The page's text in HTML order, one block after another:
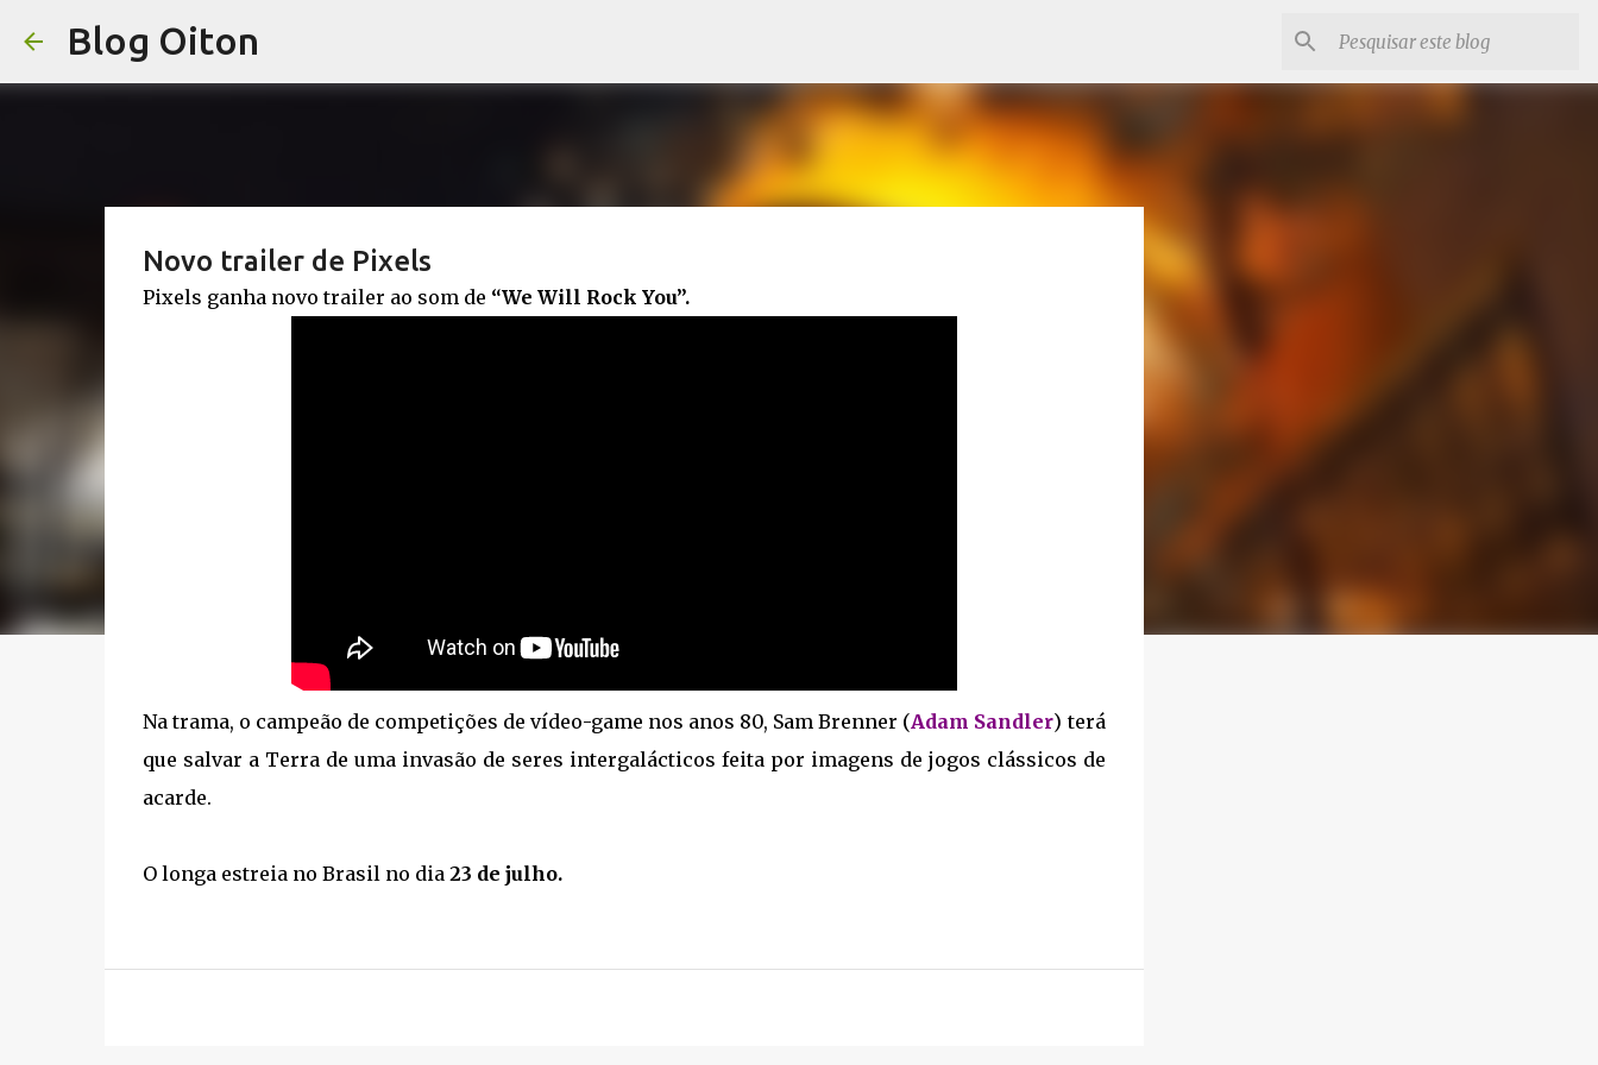
Blog Oiton
Novo trailer de Pixels
Pixels ganha novo trailer ao som de “We Will Rock You”.
Na trama, o campeão de competições de vídeo-game nos anos 80, Sam Brenner (Adam Sandler) terá
que salvar a Terra de uma invasão de seres intergalácticos feita por imagens de jogos clássicos de
acarde.
O longa estreia no Brasil no dia 23 de julho.